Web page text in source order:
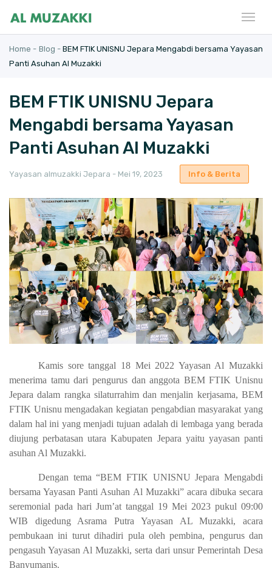
Home - Blog - BEM FTIK UNISNU Jepara Mengabdi bersama Yayasan
Panti Asuhan Al Muzakki
BEM FTIK UNISNU Jepara
Mengabdi bersama Yayasan
Panti Asuhan Al Muzakki
Yayasan almuzakki Jepara - Mei 19, 2023 Info & Berita
Kamis sore tanggal 18 Mei 2022 Yayasan Al Muzakki
menerima tamu dari pengurus dan anggota BEM FTIK Unisnu
Jepara dalam rangka silaturrahim dan menjalin kerjasama, BEM
FTIK Unisnu mengadakan kegiatan pengabdian masyarakat yang
dalam hal ini yang menjadi tujuan adalah di lembaga yang berada
diujung perbatasan utara Kabupaten Jepara yaitu yayasan panti
asuhan Al Muzakki.
Dengan tema “BEM FTIK UNISNU Jepara Mengabdi
bersama Yayasan Panti Asuhan Al Muzakki” acara dibuka secara
seremonial pada hari Jum’at tanggal 19 Mei 2023 pukul 09:00
WIB digedung Asrama Putra Yayasan AL Muzakki, acara
pembukaan ini turut dihadiri pula oleh pembina, pengurus dan
pengasuh Yayasan Al Muzakki, serta dari unsur Pemerintah Desa
Banyumanis.